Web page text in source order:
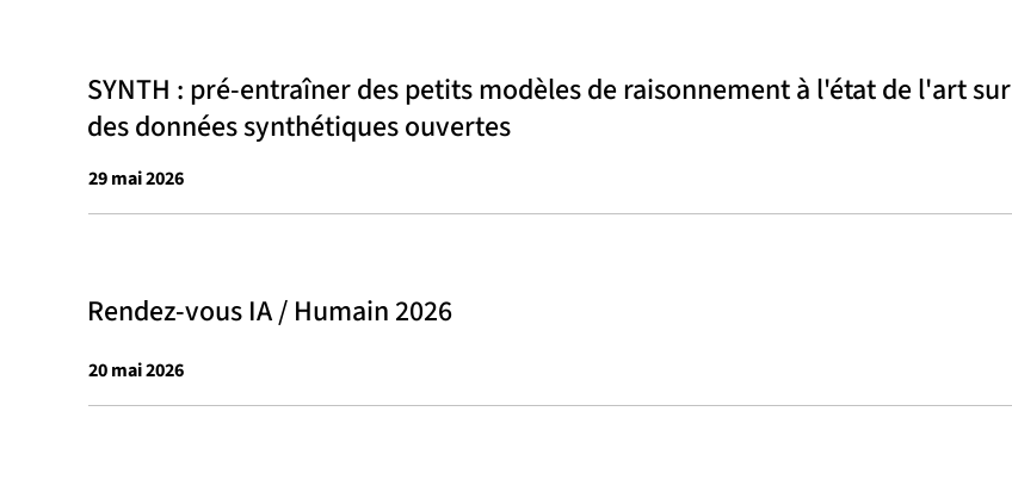
SYNTH : pré-entraîner des petits modèles de raisonnement à l'état de l'art sur
des données synthétiques ouvertes
29 mai 2026
Rendez-vous IA / Humain 2026
20 mai 2026